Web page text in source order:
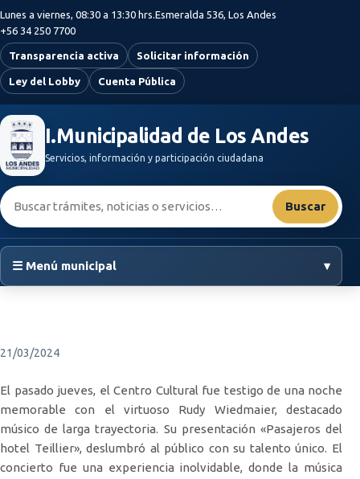
Saltar al contenido principal
Lunes a viernes, 08:30 a 13:30 hrs.Esmeralda 536, Los Andes
+56 34 250 7700
Transparencia activa Solicitar información
Ley del Lobby Cuenta Pública
I.Municipalidad de Los Andes
Servicios, información y participación ciudadana
Buscar:
Buscar
☰ Menú municipal ▾
21/03/2024
El pasado jueves, el Centro Cultural fue testigo de una noche
memorable con el virtuoso Rudy Wiedmaier, destacado
músico de larga trayectoria. Su presentación «Pasajeros del
hotel Teillier», deslumbró al público con su talento único. El
concierto fue una experiencia inolvidable, donde la música